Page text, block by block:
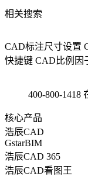
相关搜索
CAD标注尺寸设置
快捷键 CAD比例因
400-800-1418
核心产品
浩辰CAD
GstarBIM
浩辰CAD 365
浩辰CAD看图王